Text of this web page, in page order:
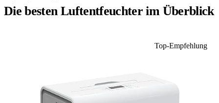
Die besten Luftentfeuchter im Überblick
Top-Empfehlung